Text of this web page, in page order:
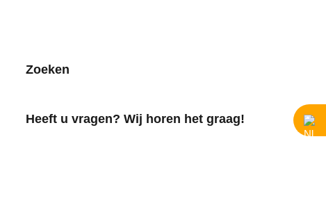
Zoeken
Heeft u vragen? Wij horen het graag!